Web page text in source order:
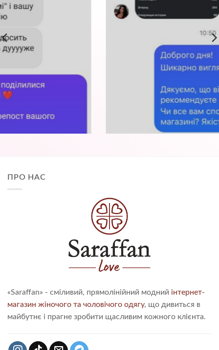
ПРО НАС
«Saraffan» - сміливий, прямолінійний модний інтернет-
магазин жіночого та чоловічого одягу, що дивиться в
майбутнє і прагне зробити щасливим кожного клієнта.